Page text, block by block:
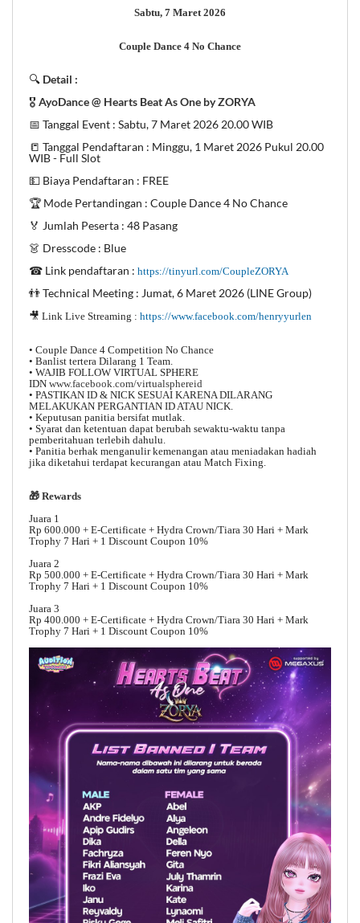
Sabtu, 7 Maret 2026
Couple Dance 4 No Chance
🔍 Detail :
🎖 AyoDance @ Hearts Beat As One by ZORYA
📅 Tanggal Event : Sabtu, 7 Maret 2026 20.00 WIB
📒 Tanggal Pendaftaran : Minggu, 1 Maret 2026 Pukul 20.00
WIB - Full Slot
💵 Biaya Pendaftaran : FREE
🏆 Mode Pertandingan : Couple Dance 4 No Chance
🏅 Jumlah Peserta : 48 Pasang
👗 Dresscode : Blue
☎ Link pendaftaran : https://tinyurl.com/CoupleZORYA
👬 Technical Meeting : Jumat, 6 Maret 2026 (LINE Group)
🎥 Link Live Streaming : https://www.facebook.com/henryyurlen
• Couple Dance 4 Competition No Chance
• Banlist tertera Dilarang 1 Team.
• WAJIB FOLLOW VIRTUAL SPHERE
IDN www.facebook.com/virtualsphereid
• PASTIKAN ID & NICK SESUAI KARENA DILARANG
MELAKUKAN PERGANTIAN ID ATAU NICK.
• Keputusan panitia bersifat mutlak.
• Syarat dan ketentuan dapat berubah sewaktu-waktu tanpa
pemberitahuan terlebih dahulu.
• Panitia berhak menganulir kemenangan atau meniadakan hadiah
jika diketahui terdapat kecurangan atau Match Fixing.
🎁 Rewards
Juara 1
Rp 600.000 + E-Certificate + Hydra Crown/Tiara 30 Hari + Mark
Trophy 7 Hari + 1 Discount Coupon 10%
Juara 2
Rp 500.000 + E-Certificate + Hydra Crown/Tiara 30 Hari + Mark
Trophy 7 Hari + 1 Discount Coupon 10%
Juara 3
Rp 400.000 + E-Certificate + Hydra Crown/Tiara 30 Hari + Mark
Trophy 7 Hari + 1 Discount Coupon 10%